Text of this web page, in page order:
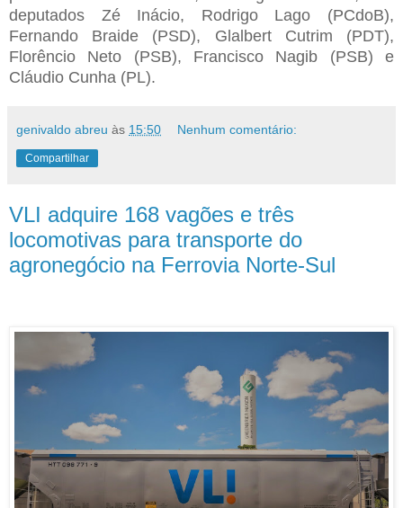
deputados Zé Inácio, Rodrigo Lago (PCdoB),
Fernando Braide (PSD), Glalbert Cutrim (PDT),
Florêncio Neto (PSB), Francisco Nagib (PSB) e
Cláudio Cunha (PL).
genivaldo abreu às 15:50 Nenhum comentário:
Compartilhar
VLI adquire 168 vagões e três
locomotivas para transporte do
agronegócio na Ferrovia Norte-Sul